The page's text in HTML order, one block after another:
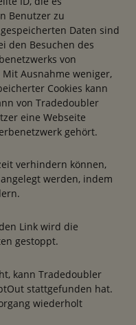
Benutzer zu
Daten sind
den Besuchen des
von
Ausnahme weniger,
Cookies kann
von Tradedoubler
eine Webseite
gehört.
verhindern können,
werden, indem
Link wird die
gestoppt.
kann Tradedoubler
stattgefunden hat.
wiederholt